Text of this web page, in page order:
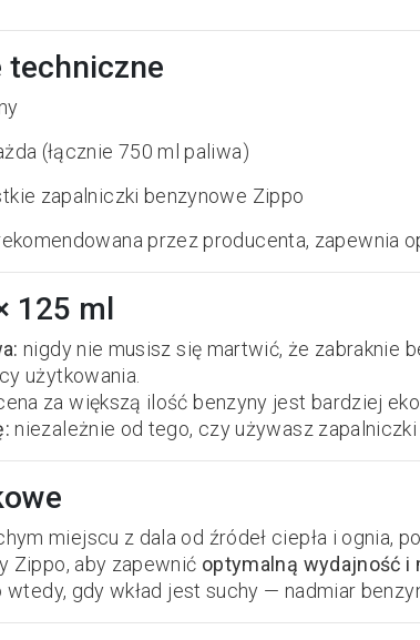
techniczne
(łącznie 750 ml paliwa)
zapalniczki benzynowe Zippo
przez producenta, zapewnia
125 ml
nigdy nie musisz się martwić, że zabraknie
użytkowania.
za większą ilość benzyny jest bardziej
niezależnie od tego, czy używasz
miejscu z dala od źródeł ciepła i ognia,
Zippo, aby zapewnić optymalną wydajność
wtedy, gdy wkład jest suchy — nadmiar